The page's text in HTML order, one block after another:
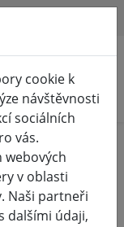
cookie k
návštěvnosti
sociálních
vás.
webových
v oblasti
Naši partneři
dalšími údaji,